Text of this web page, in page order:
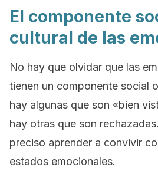
El componente
cultural de las
No hay que olvidar que las
tienen un componente social
hay algunas que son «bien
hay otras que son
preciso aprender a convivir
estados emocionales.